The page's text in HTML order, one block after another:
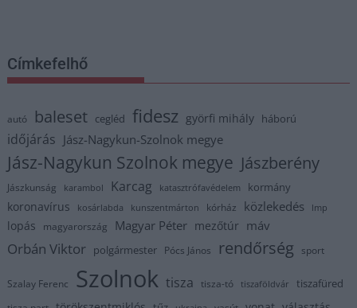
Címkefelhő
autó baleset cegléd fidesz györfi mihály háború
időjárás Jász-Nagykun-Szolnok megye
Jász-Nagykun Szolnok megye Jászberény
Jászkunság karambol Karcag katasztrófavédelem kormány
koronavírus kosárlabda kunszentmárton kórház közlekedés lmp
lopás magyarország Magyar Péter mezőtúr máv
Orbán Viktor polgármester Pócs János rendőrség sport
Szalay Ferenc Szolnok tisza tisza-tó tiszaföldvár tiszafüred